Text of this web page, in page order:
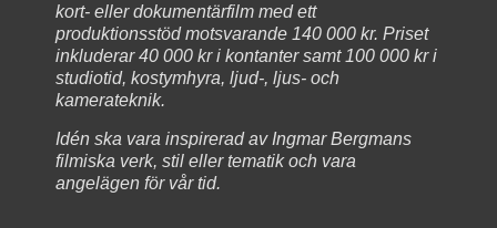
kort- eller dokumentärfilm med ett
produktionsstöd motsvarande 140 000 kr. Priset
inkluderar 40 000 kr i kontanter samt 100 000 kr i
studiotid, kostymhyra, ljud-, ljus- och
kamerateknik.
Idén ska vara inspirerad av Ingmar Bergmans
filmiska verk, stil eller tematik och vara
angelägen för vår tid.